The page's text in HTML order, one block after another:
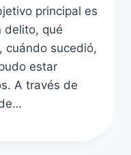
principal es
delito, qué
cuándo sucedió,
estar
A través de